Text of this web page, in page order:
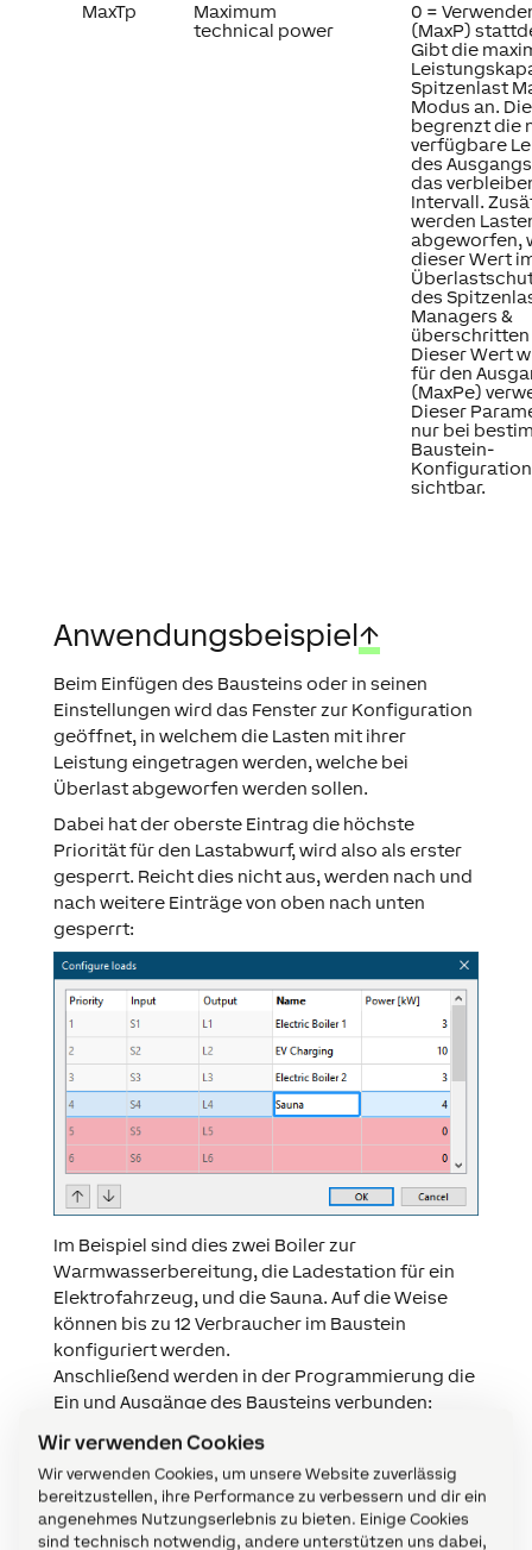
Wir verwenden Cookies
Wir verwenden Cookies, um unsere Website zuverlässig
bereitzustellen, ihre Performance zu verbessern und dir ein
angenehmes Nutzungserlebnis zu bieten. Einige Cookies
sind technisch notwendig, andere unterstützen uns dabei,
MaxTp
Maximum
technical power
0 =
(MaxP)
Gibt die
Spitzenlast
Modus an.
begrenzt die
verfügbare
des
das
Intervall.
werden
abgeworfen,
dieser Wert
des
Managers &
überschritten
Dieser Wert
für den
(MaxPe)
Dieser
nur bei
Baustein-
sichtbar.
Anwendungsbeispiel↑
Beim Einfügen des Bausteins oder in seinen
Einstellungen wird das Fenster zur Konfiguration
geöffnet, in welchem die Lasten mit ihrer
Leistung eingetragen werden, welche bei
Überlast abgeworfen werden sollen.
Dabei hat der oberste Eintrag die höchste
Priorität für den Lastabwurf, wird also als erster
gesperrt. Reicht dies nicht aus, werden nach und
nach weitere Einträge von oben nach unten
gesperrt:
Im Beispiel sind dies zwei Boiler zur
Warmwasserbereitung, die Ladestation für ein
Elektrofahrzeug, und die Sauna. Auf die Weise
können bis zu 12 Verbraucher im Baustein
konfiguriert werden.
Anschließend werden in der Programmierung die
Ein und Ausgänge des Bausteins verbunden: